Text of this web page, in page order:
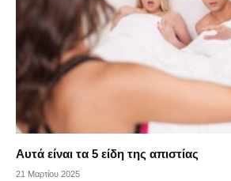
Αυτά είναι τα 5 είδη της απιστίας
21 Μαρτίου 2025